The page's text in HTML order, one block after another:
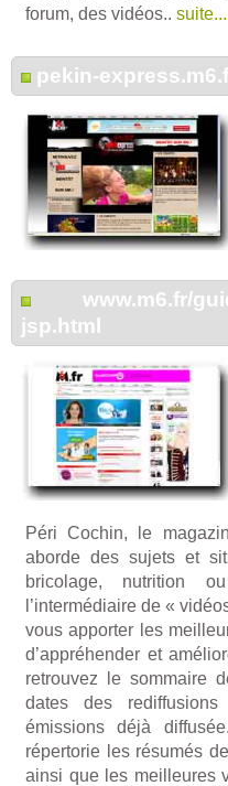
forum, des vidéos.. suite...
pekin-
www.m6.fr/
jsp.html
Péri Cochin, le
aborde des sujets et
bricolage, nutrition
l’intermédiaire de «
vous apporter les
d’appréhender et
retrouvez le sommaire
dates des
émissions déjà
répertorie les résumés
ainsi que les meilleures